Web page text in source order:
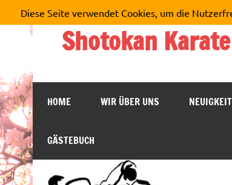
Inhalt
springen
Shotokan
HOME WIR ÜBER UNS
GÄSTEBUCH
Diese Seite verwendet Cookies, um die